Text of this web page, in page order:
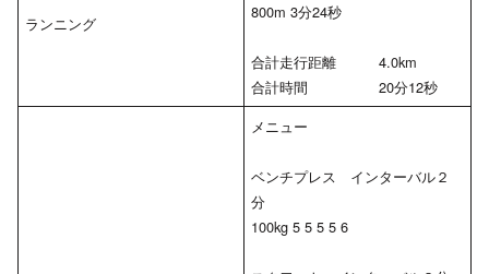
ランニング
800m 3分24秒
合計走行距離 4.0km
合計時間 20分12秒
メニュー
ベンチプレス インターバル２
分
100kg 5 5 5 5 6